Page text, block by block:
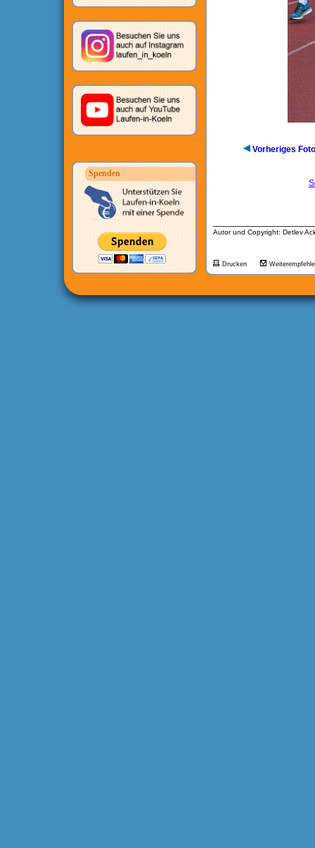
Spenden
Vorheriges Foto
Autor und Copyright: Detlev
Drucken